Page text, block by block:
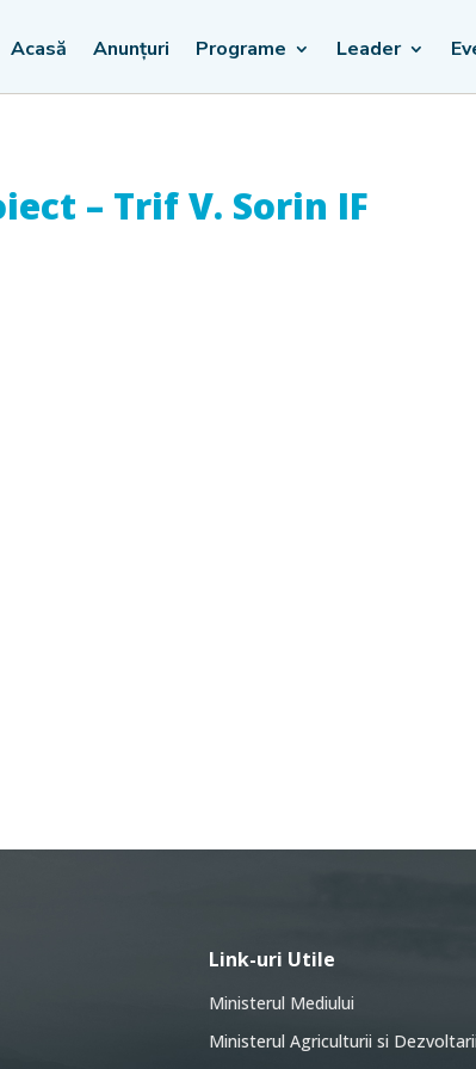
Acasă Anunțuri Programe Leader
– Trif V. Sorin IF
Link-uri Utile
Ministerul Mediului
Ministerul Agriculturii si